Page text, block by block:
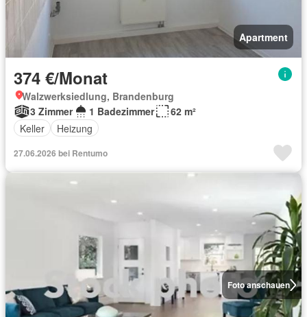
Apartment
374 €/Monat
Walzwerksiedlung, Brandenburg
3 Zimmer
1 Badezimmer
62 m²
Keller
Heizung
27.06.2026 bei Rentumo
Foto anschauen